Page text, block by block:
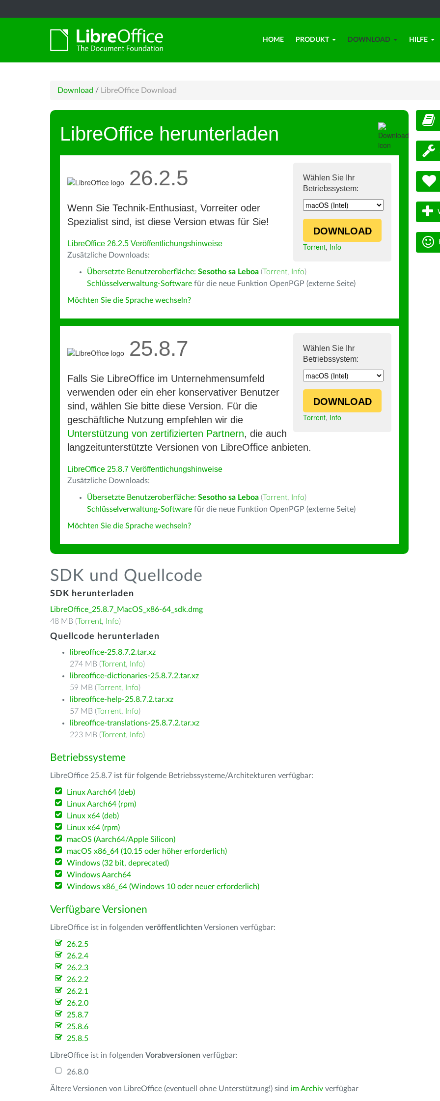
HOME PRODUKT DOWNLOAD HILFE
Download / LibreOffice Download
LibreOffice herunterladen
Wählen Sie Ihr
Betriebssystem:
DOWNLOAD
Torrent, Info
26.2.5
Wenn Sie Technik-Enthusiast, Vorreiter oder
Spezialist sind, ist diese Version etwas für Sie!
LibreOffice 26.2.5 Veröffentlichungshinweise
Zusätzliche Downloads:
Übersetzte Benutzeroberfläche: Sesotho sa Leboa (Torrent, Info)
Schlüsselverwaltung-Software für die neue Funktion OpenPGP (externe Seite)
Möchten Sie die Sprache wechseln?
Wählen Sie Ihr
Betriebssystem:
DOWNLOAD
Torrent, Info
25.8.7
Falls Sie LibreOffice im Unternehmensumfeld
verwenden oder ein eher konservativer Benutzer
sind, wählen Sie bitte diese Version. Für die
geschäftliche Nutzung empfehlen wir die
Unterstützung von zertifizierten Partnern, die auch
langzeitunterstützte Versionen von LibreOffice anbieten.
LibreOffice 25.8.7 Veröffentlichungshinweise
Zusätzliche Downloads:
Übersetzte Benutzeroberfläche: Sesotho sa Leboa (Torrent, Info)
Schlüsselverwaltung-Software für die neue Funktion OpenPGP (externe Seite)
Möchten Sie die Sprache wechseln?
SDK und Quellcode
SDK herunterladen
LibreOffice_25.8.7_MacOS_x86-64_sdk.dmg
48 MB (Torrent, Info)
Quellcode herunterladen
libreoffice-25.8.7.2.tar.xz
274 MB (Torrent, Info)
libreoffice-dictionaries-25.8.7.2.tar.xz
59 MB (Torrent, Info)
libreoffice-help-25.8.7.2.tar.xz
57 MB (Torrent, Info)
libreoffice-translations-25.8.7.2.tar.xz
223 MB (Torrent, Info)
Betriebssysteme
LibreOffice 25.8.7 ist für folgende Betriebssysteme/Architekturen verfügbar:
Linux Aarch64 (deb)
Linux Aarch64 (rpm)
Linux x64 (deb)
Linux x64 (rpm)
macOS (Aarch64/Apple Silicon)
macOS x86_64 (10.15 oder höher erforderlich)
Windows (32 bit, deprecated)
Windows Aarch64
Windows x86_64 (Windows 10 oder neuer erforderlich)
Verfügbare Versionen
LibreOffice ist in folgenden veröffentlichten Versionen verfügbar:
26.2.5
26.2.4
26.2.3
26.2.2
26.2.1
26.2.0
25.8.7
25.8.6
25.8.5
LibreOffice ist in folgenden Vorabversionen verfügbar:
26.8.0
Ältere Versionen von LibreOffice (eventuell ohne Unterstützung!) sind im Archiv verfügbar